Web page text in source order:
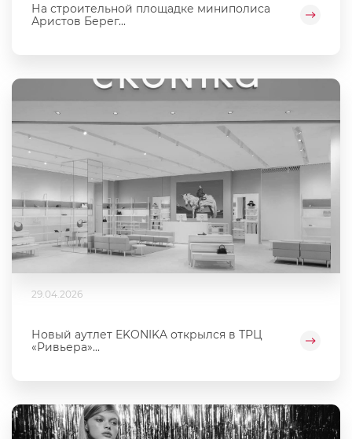
На строительной площадке миниполиса
Аристов Берег...
29.04.2026
Новый аутлет EKONIKA открылся в ТРЦ
«Ривьера»...